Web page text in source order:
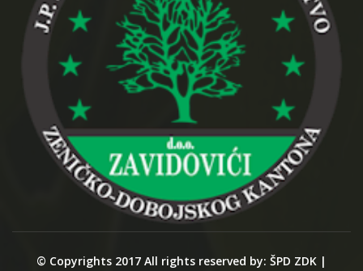
© Copyrights 2017 All rights reserved by: ŠPD ZDK |